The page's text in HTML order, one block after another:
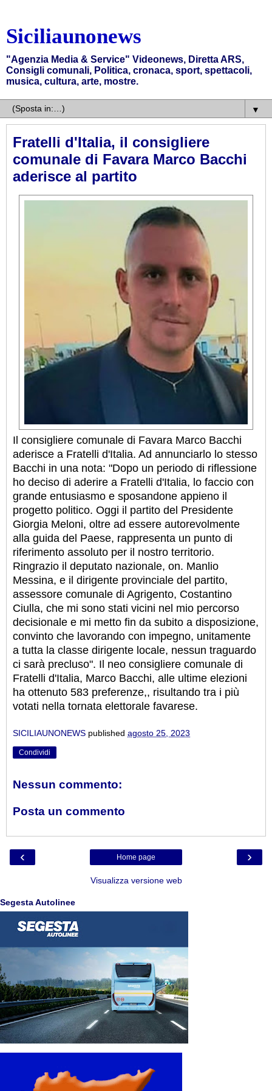
Siciliaunonews
"Agenzia Media & Service" Videonews, Diretta ARS,
Consigli comunali, Politica, cronaca, sport, spettacoli,
musica, cultura, arte, mostre.
▼
Fratelli d'Italia, il consigliere
comunale di Favara Marco Bacchi
aderisce al partito
Il consigliere comunale di Favara Marco Bacchi
aderisce a Fratelli d'Italia. Ad annunciarlo lo stesso
Bacchi in una nota: "Dopo un periodo di riflessione
ho deciso di aderire a Fratelli d'Italia, lo faccio con
grande entusiasmo e sposandone appieno il
progetto politico. Oggi il partito del Presidente
Giorgia Meloni, oltre ad essere autorevolmente
alla guida del Paese, rappresenta un punto di
riferimento assoluto per il nostro territorio.
Ringrazio il deputato nazionale, on. Manlio
Messina, e il dirigente provinciale del partito,
assessore comunale di Agrigento, Costantino
Ciulla, che mi sono stati vicini nel mio percorso
decisionale e mi metto fin da subito a disposizione,
convinto che lavorando con impegno, unitamente
a tutta la classe dirigente locale, nessun traguardo
ci sarà precluso". Il neo consigliere comunale di
Fratelli d'Italia, Marco Bacchi, alle ultime elezioni
ha ottenuto 583 preferenze,, risultando tra i più
votati nella tornata elettorale favarese.
SICILIAUNONEWS published agosto 25, 2023
Condividi
Nessun commento:
Posta un commento
‹ ›
Home page
Visualizza versione web
Segesta Autolinee